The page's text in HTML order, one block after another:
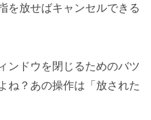
を放せばキャンセルできる
ンドウを閉じるためのバツ
ね？あの操作は「放された